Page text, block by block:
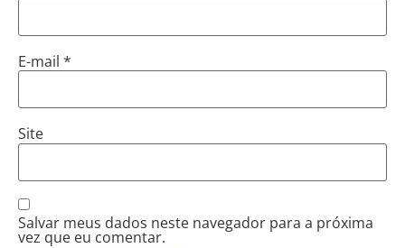
E-mail *
Site
Salvar meus dados neste navegador para a próxima
vez que eu comentar.